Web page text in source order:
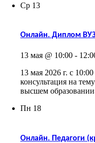
Ср 13
Онлайн. Диплом
13 мая @ 10:00 -
13 мая 2026 г. с
консультация на
высшем
Пн 18
Онлайн. Педагоги